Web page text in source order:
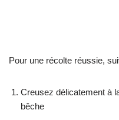
Pour une récolte réussie,
Creusez délicatement à
bêche